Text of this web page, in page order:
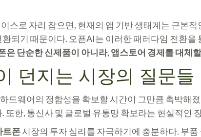
스로 자리 잡으면, 현재의 앱 기반 생태계는 근본
되기 때문이다. 오픈AI는 이러한 패러다임 전환을
은 단순한 신제품이 아니라, 앱스토어 경제를 대체
던지는 시장의 질문들
드웨어의 정합성을 확보할 시간이 그만큼 촉박해
또한, 통신사 및 글로벌 유통망 확보라는 현실적인
트폰시장의 투자 심리를 자극하기에 충분하다. 부